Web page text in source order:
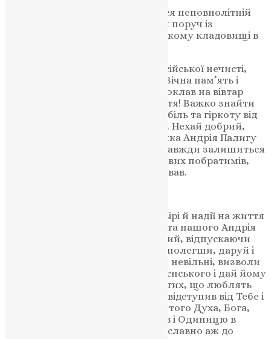
В Андрія Васильовича залишився неповнолітній
син Костянтин. Поховали Андрія поруч із
загиблими земляками на сільському кладовищі в
Захищаючи Батьківщину від російської нечисті,
гинуть найкращі сини України. Вічна пам’ять і
слава відважному Воїну, який поклав на вівтар
Вітчизни найцінніше – своє життя! Важко знайти
слова втіхи, неможливо загоїти біль та гіркоту від
втрати рідної, близької людини. Нехай добрий,
світлий спомин про воїна-земляка Андрія Палигу
стане сильнішим за смерть і назавжди залишиться
у пам’яті близьких, друзів, бойових побратимів,
усіх хто знав його, любив і шанував.
Пом’яни, Господи, Боже наш, у вірі й надії на життя
вічне спочилого раба Твого, брата нашого Андрія
як Милосердний і Людинолюбний, відпускаючи
гріхи та згладжуючи неправди, полегши, даруй і
прости всі його провини вільні й невільні, визволи
його від вічної муки та вогню геєнського і дай йому
вічні Твої блага, наготовані для тих, що люблять
Тебе. Коли ж і згрішив він, та не відступив від Тебе і
безсумнівно в Отця, і Сина, і Святого Духа, Бога,
Тебе, в Трійці славимого, вірував і Одиницю в
Трійці і Трійцю в Одиниці православно аж до